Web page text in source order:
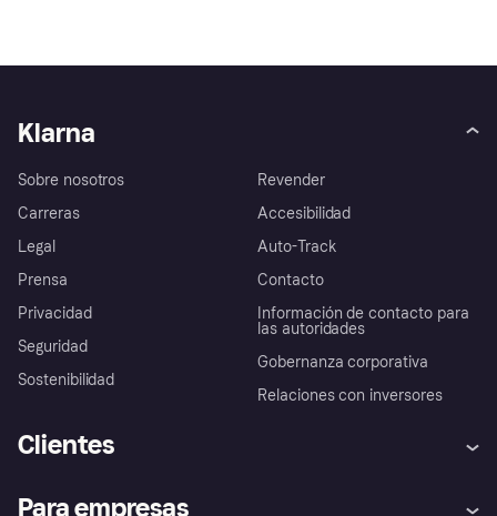
Klarna
Sobre nosotros
Carreras
Legal
Prensa
Privacidad
Seguridad
Sostenibilidad
Revender
Accesibilidad
Auto-Track
Contacto
Información de contacto para
las autoridades
Gobernanza corporativa
Relaciones con inversores
Clientes
Para empresas